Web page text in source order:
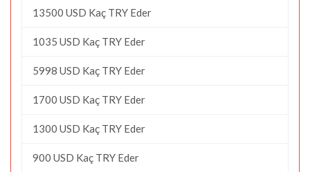
13500 USD Kaç TRY Eder
1035 USD Kaç TRY Eder
5998 USD Kaç TRY Eder
1700 USD Kaç TRY Eder
1300 USD Kaç TRY Eder
900 USD Kaç TRY Eder